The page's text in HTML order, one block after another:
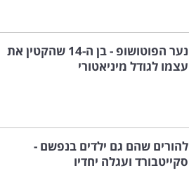
נער הפוטושופ - בן ה-14 שהקטין את
עצמו לגודל מיניאטורי
להורים שהם גם ילדים בנפשם -
סקייטבורד ועגלה יחדיו